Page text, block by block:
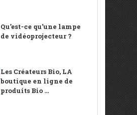
Qu’est-ce qu’une lampe
de vidéoprojecteur ?
Les Créateurs Bio, LA
boutique en ligne de
produits Bio ...